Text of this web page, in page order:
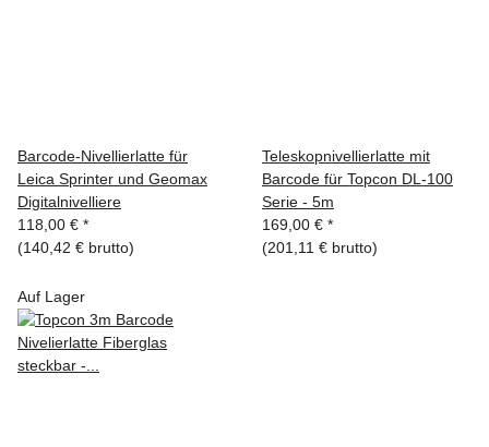
Barcode-Nivellierlatte für
Leica Sprinter und Geomax
Digitalnivelliere
118,00 € *
(140,42 € brutto)
Teleskopnivellierlatte mit
Barcode für Topcon DL-100
Serie - 5m
169,00 € *
(201,11 € brutto)
Auf Lager